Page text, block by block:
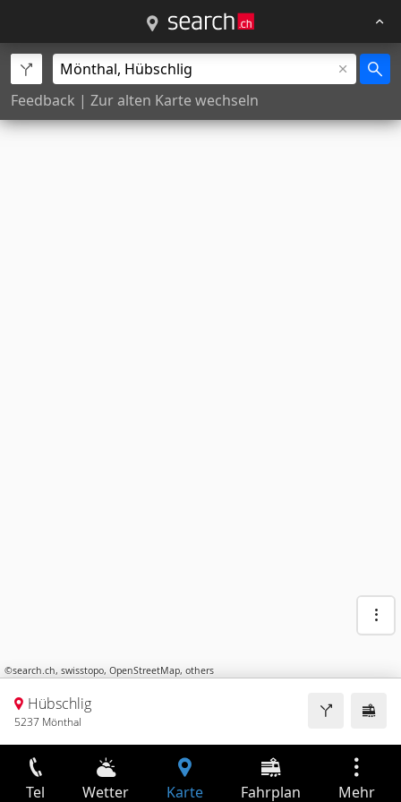
Feedback | Zur alten Karte wechseln
©search.ch, swisstopo, OpenStreetMap, others
Hübschlig
5237 Mönthal
Tel Wetter Karte Fahrplan Mehr